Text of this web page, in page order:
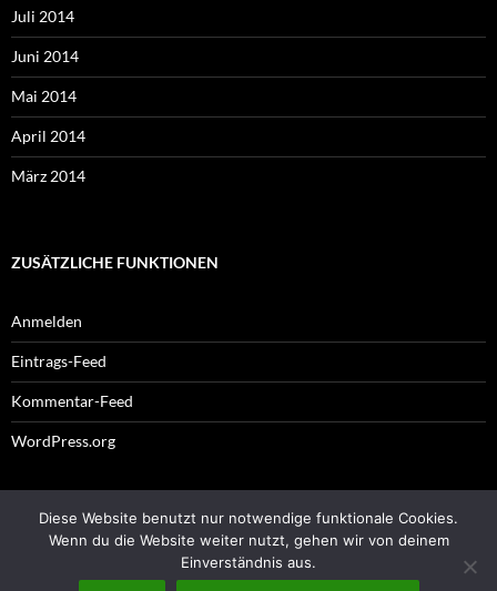
Juli 2014
Juni 2014
Mai 2014
April 2014
März 2014
ZUSÄTZLICHE FUNKTIONEN
Anmelden
Eintrags-Feed
Kommentar-Feed
WordPress.org
Impressum
Diese Website benutzt nur notwendige funktionale Cookies.
Wenn du die Website weiter nutzt, gehen wir von deinem
Einverständnis aus.